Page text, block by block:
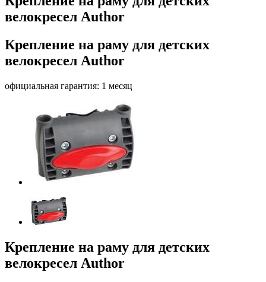
велокресел Author
Крепление на раму для детских
велокресел Author
официальная гарантия: 1 месяц
Крепление на раму для детских
велокресел Author